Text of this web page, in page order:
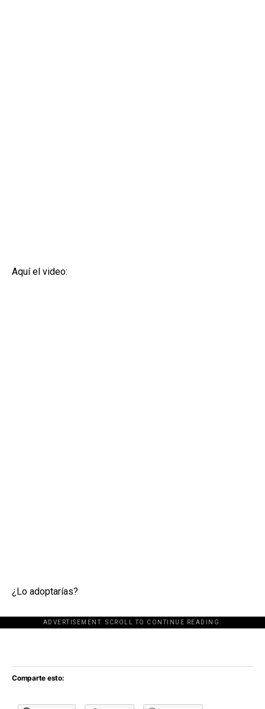
Aquí el video:
¿Lo adoptarías?
ADVERTISEMENT. SCROLL TO CONTINUE READING.
[adsforwp id="243463"]
Comparte esto: